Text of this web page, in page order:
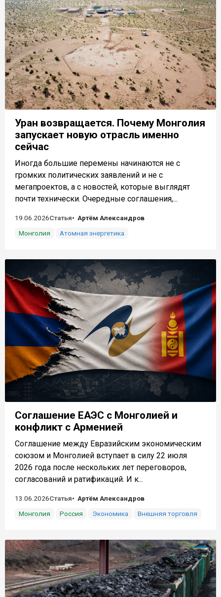
Уран возвращается. Почему Монголия
запускает новую отрасль именно
сейчас
Иногда большие перемены начинаются не с
громких политических заявлений и не с
мегапроектов, а с новостей, которые выглядят
почти технически. Очередные соглашения,...
19.06.2026Статья
Артём Александров
Монголия
Атомная энергетика
Соглашение ЕАЭС с Монголией и
конфликт с Арменией
Соглашение между Евразийским экономическим
союзом и Монголией вступает в силу 22 июля
2026 года после нескольких лет переговоров,
согласований и ратификаций. И к...
13.06.2026Статья
Артём Александров
Монголия
Россия Экономика Внешняя торговля